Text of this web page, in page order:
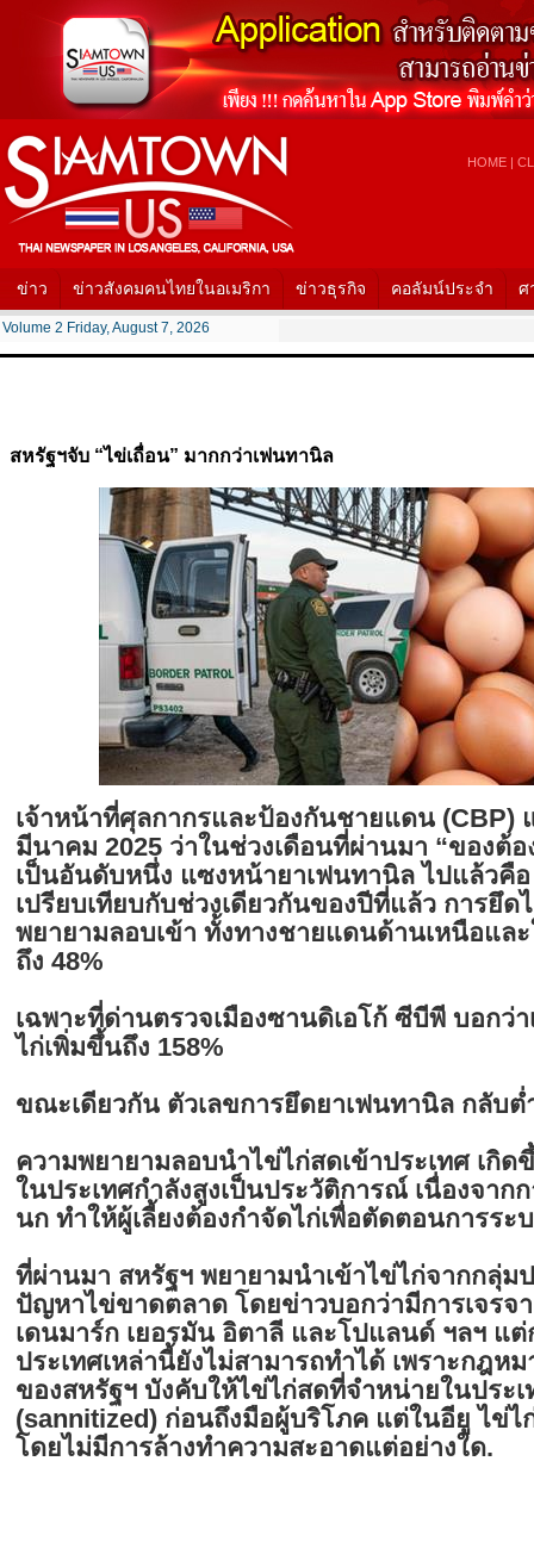
HOME |
ข่าว ข่าวสังคมคนไทยในอเมริกา ข่าวธุรกิจ คอลัมน์ประจำ ศ
Volume 2 Friday, August 7, 2026
สหรัฐฯจับ “ไข่เถื่อน” มากกว่าเฟนทานิล
เจ้าหน้าที่ศุลกากรและป้องกันชายแดน (CBP)
มีนาคม 2025 ว่าในช่วงเดือนที่ผ่านมา “ของต้
เป็นอันดับหนึ่ง แซงหน้ายาเฟนทานิล ไปแล้วคื
เปรียบเทียบกับช่วงเดียวกันของปีที่แล้ว การยึ
พยายามลอบเข้า ทั้งทางชายแดนด้านเหนือแล
ถึง 48%
เฉพาะที่ด่านตรวจเมืองซานดิเอโก้ ซีบีพี บอกว่
ไก่เพิ่มขึ้นถึง 158%
ขณะเดียวกัน ตัวเลขการยึดยาเฟนทานิล กลับ
ความพยายามลอบนำไข่ไก่สดเข้าประเทศ เกิ
ในประเทศกำลังสูงเป็นประวัติการณ์ เนื่องจาก
นก ทำให้ผู้เลี้ยงต้องกำจัดไก่เพื่อตัดตอนการระ
ที่ผ่านมา สหรัฐฯ พยายามนำเข้าไข่ไก่จากกลุ่ม
ปัญหาไข่ขาดตลาด โดยข่าวบอกว่ามีการเจรจ
เดนมาร์ก เยอรมัน อิตาลี และโปแลนด์ ฯลฯ แ
ประเทศเหล่านี้ยังไม่สามารถทำได้ เพราะกฎห
ของสหรัฐฯ บังคับให้ไข่ไก่สดที่จำหน่ายในประ
(sannitized) ก่อนถึงมือผู้บริโภค แต่ในอียู ไข่
โดยไม่มีการล้างทำความสะอาดแต่อย่างใด.